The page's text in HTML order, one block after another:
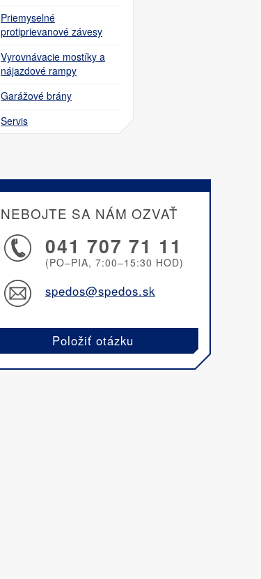
Priemyselné
protiprievanové závesy
Vyrovnávacie mostíky a
nájazdové rampy
Garážové brány
Servis
NEBOJTE SA NÁM OZVAŤ
041 707 71 11
(PO–PIA, 7:00–15:30 HOD)
spedos@spedos.sk
Položiť otázku